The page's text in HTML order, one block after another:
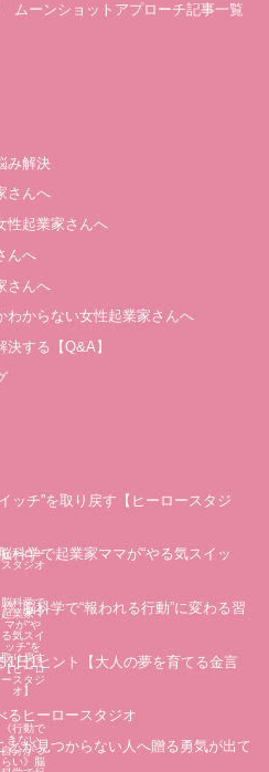
ムーンショットアプローチ記事一覧
み解決
さんへ
性起業家さんへ
んへ
さんへ
わからない女性起業家さんへ
する【Q&A】
ッチ”を取り戻す【ヒーロースタジ
科学で起業家ママが“やる気スイッ
》脳科学で“報われる行動”に変わる習
日1ヒント【大人の夢を育てる金言
るヒーロースタジオ
が見つからない人へ贈る勇気が出て
ヒーロー
スタジオ
脳科学で
起業家マ
マが“や
る気スイ
ッチ”を
取り戻す
【ヒーロ
ースタジ
オ】
《行動で
きない
自分がつ
らい》脳